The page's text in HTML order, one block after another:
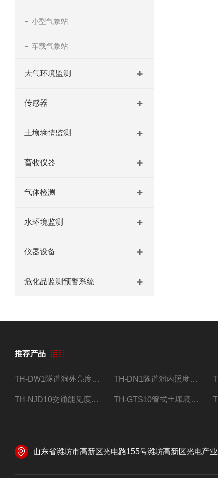
小型气象站
车载气象站
大气环境监测
传感器
土壤墒情监测
畜牧仪器
气体检测
水环境监测
仪器设备
危化品监测预警系统
推荐产品
TH-DW1隧道洞外亮度检测器设备 TH-DN1隧道洞内照度检测器设备
TH-NJD10交通能见度监测站 TH-GTS10管式土壤墒情自动监测仪
山东省潍坊市高新区光电路155号潍坊高新区光电产业加速器